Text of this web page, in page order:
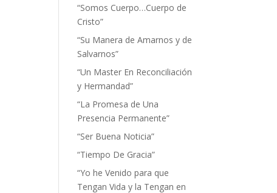
“Somos Cuerpo…Cuerpo de
Cristo”
“Su Manera de Amarnos y de
Salvarnos”
“Un Master En Reconciliación
y Hermandad”
“La Promesa de Una
Presencia Permanente”
“Ser Buena Noticia”
“Tiempo De Gracia”
“Yo he Venido para que
Tengan Vida y la Tengan en